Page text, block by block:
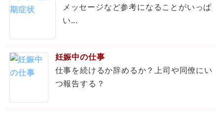
メッセージなど参考になることがいっぱ
い...
妊娠中の仕事
仕事を続けるか辞めるか？上司や同僚にい
つ報告する？